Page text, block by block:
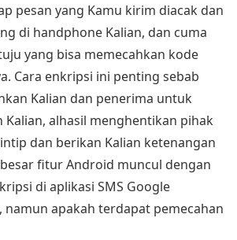
pesan yang Kamu kirim diacak dan
di handphone Kalian, dan cuma
yang bisa memecahkan kode
Cara enkripsi ini penting sebab
Kalian dan penerima untuk
Kalian, alhasil menghentikan pihak
dan berikan Kalian ketenangan
fitur Android muncul dengan
di aplikasi SMS Google
namun apakah terdapat pemecahan